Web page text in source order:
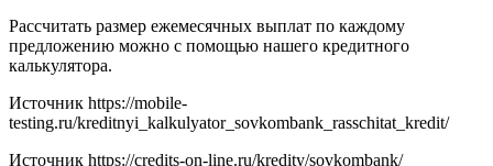
Рассчитать размер ежемесячных выплат по каждому
предложению можно с помощью нашего кредитного
калькулятора.
Источник https://mobile-
testing.ru/kreditnyi_kalkulyator_sovkombank_rasschitat_kredit/
Источник https://credits-on-line.ru/kredity/sovkombank/